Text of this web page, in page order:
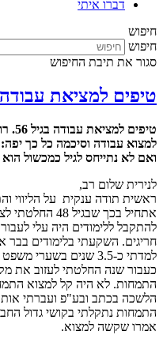
דברו איתי
חיפוש
חיפוש
סגור את תיבת החיפוש
טיפים למציאת עבודה
למצוא עבודה וסיכמה כל כך יפה:
ואם לא נתייחס לגיל כמכשול
לנירית שלום רב,
ראשית תודה ענקית על הליווי
אתחיל בכך
למדתי כ-3.5 שנים
התמחות. לא היה קל למצוא
הלשכה בכתב ובע"פ ועברתי
התמחות נתקלתי בקושי גדול
אמרו שקשה למצוא.